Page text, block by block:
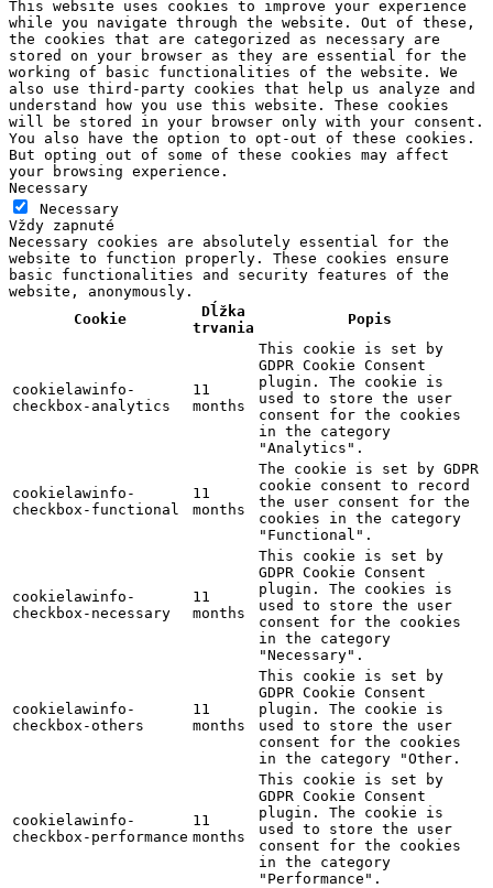
This website uses cookies to improve your experience
while you navigate through the website. Out of these,
the cookies that are categorized as necessary are
stored on your browser as they are essential for the
working of basic functionalities of the website. We
also use third-party cookies that help us analyze and
understand how you use this website. These cookies
will be stored in your browser only with your consent.
You also have the option to opt-out of these cookies.
But opting out of some of these cookies may affect
your browsing experience.
Necessary
Necessary
Vždy zapnuté
Necessary cookies are absolutely essential for the
website to function properly. These cookies ensure
basic functionalities and security features of the
website, anonymously.
Cookie
Dĺžka
trvania
Popis
cookielawinfo-
checkbox-analytics
11
months
This cookie is set by
GDPR Cookie Consent
plugin. The cookie is
used to store the user
consent for the cookies
in the category
"Analytics".
cookielawinfo-
checkbox-functional
11
months
The cookie is set by GDPR
cookie consent to record
the user consent for the
cookies in the category
"Functional".
cookielawinfo-
checkbox-necessary
11
months
This cookie is set by
GDPR Cookie Consent
plugin. The cookies is
used to store the user
consent for the cookies
in the category
"Necessary".
cookielawinfo-
checkbox-others
11
months
This cookie is set by
GDPR Cookie Consent
plugin. The cookie is
used to store the user
consent for the cookies
in the category "Other.
cookielawinfo-
checkbox-performance
11
months
This cookie is set by
GDPR Cookie Consent
plugin. The cookie is
used to store the user
consent for the cookies
in the category
"Performance".